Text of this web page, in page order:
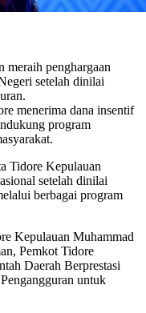
meraih penghargaan
setelah dinilai
menerima dana insentif
program
Tidore Kepulauan
setelah dinilai
berbagai program
Kepulauan Muhammad
Pemkot Tidore
Daerah Berprestasi
untuk